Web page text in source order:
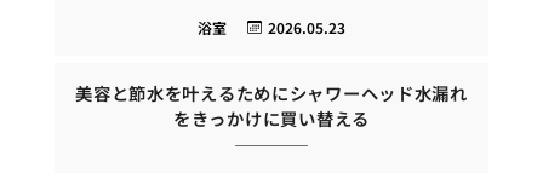
2026.05.23
浴室
美容と節水を叶えるためにシャワーヘッド水漏れ
をきっかけに買い替える